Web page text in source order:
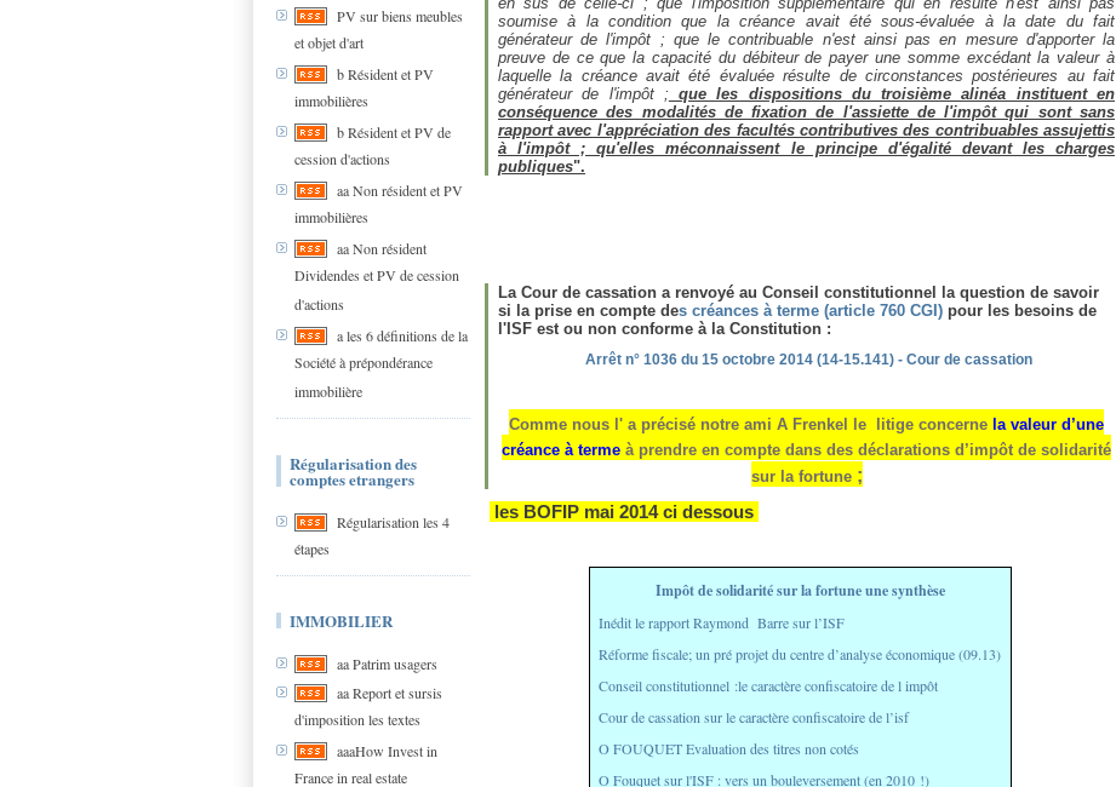
PV sur biens meubles
et objet d'art
b Résident et PV
immobilières
b Résident et PV de
cession d'actions
aa Non résident et PV
immobilières
aa Non résident
Dividendes et PV de cession
d'actions
a les 6 définitions de la
Société à prépondérance
immobilière
Régularisation des
comptes etrangers
Régularisation les 4
étapes
IMMOBILIER
aa Patrim usagers
aa Report et sursis
d'imposition les textes
aaaHow Invest in
France in real estate
soumise à la condition que la créance avait été sous-évaluée à la date du fait
générateur de l'impôt ; que le contribuable n'est ainsi pas en mesure d'apporter la
preuve de ce que la capacité du débiteur de payer une somme excédant la valeur à
laquelle la créance avait été évaluée résulte de circonstances postérieures au fait
générateur de l'impôt ; que les dispositions du troisième alinéa instituent en
conséquence des modalités de fixation de l'assiette de l'impôt qui sont sans
rapport avec l'appréciation des facultés contributives des contribuables assujettis
à l'impôt ; qu'elles méconnaissent le principe d'égalité devant les charges
publiques".
La Cour de cassation a renvoyé au Conseil constitutionnel la question de savoir
si la prise en compte des créances à terme (article 760 CGI) pour les besoins de
l'ISF est ou non conforme à la Constitution :
Arrêt n° 1036 du 15 octobre 2014 (14-15.141) - Cour de cassation
Comme nous l' a précisé notre ami A Frenkel le litige concerne la valeur d’une
créance à terme à prendre en compte dans des déclarations d’impôt de solidarité
sur la fortune ;
les BOFIP mai 2014 ci dessous
Impôt de solidarité sur la fortune une synthèse
Inédit le rapport Raymond Barre sur l’ISF
Réforme fiscale; un pré projet du centre d’analyse économique (09.13)
Conseil constitutionnel :le caractère confiscatoire de l impôt
Cour de cassation sur le caractère confiscatoire de l’isf
O FOUQUET Evaluation des titres non cotés
O Fouquet sur l'ISF : vers un bouleversement (en 2010 !)